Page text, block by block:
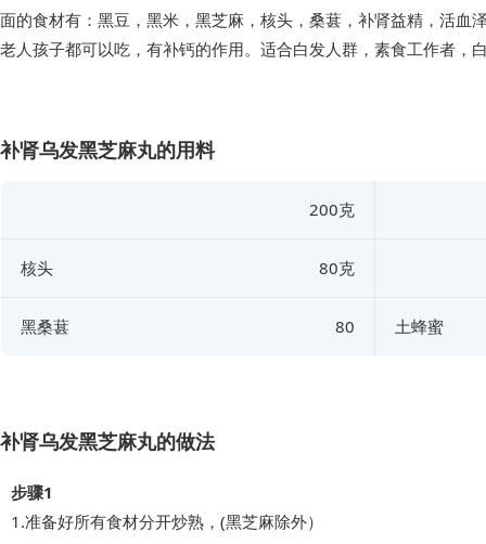
面的食材有：黑豆，黑米，黑芝麻，核头，桑葚，补肾益精，活血
补肾乌发黑芝麻丸的用料
200克
核头 80克
黑桑葚 80 土蜂蜜
补肾乌发黑芝麻丸的做法
步骤1
1.准备好所有食材分开炒熟，(黑芝麻除外）